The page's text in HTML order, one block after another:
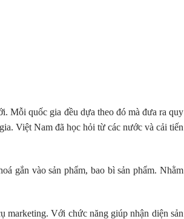
Mỗi quốc gia đều dựa theo đó mà đưa ra quy
Việt Nam đã học hỏi từ các nước và cải tiến
gắn vào sản phẩm, bao bì sản phẩm. Nhằm
marketing. Với chức năng giúp nhận diện sản